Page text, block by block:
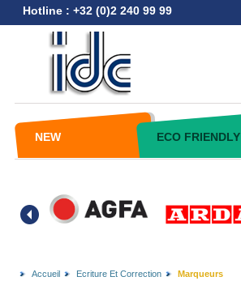
Hotline : +32 (0)2 240 99 99
NEW ECO FRIENDLY
Accueil Ecriture Et Correction Marqueurs